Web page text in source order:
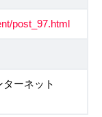
post_97.html
ターネット